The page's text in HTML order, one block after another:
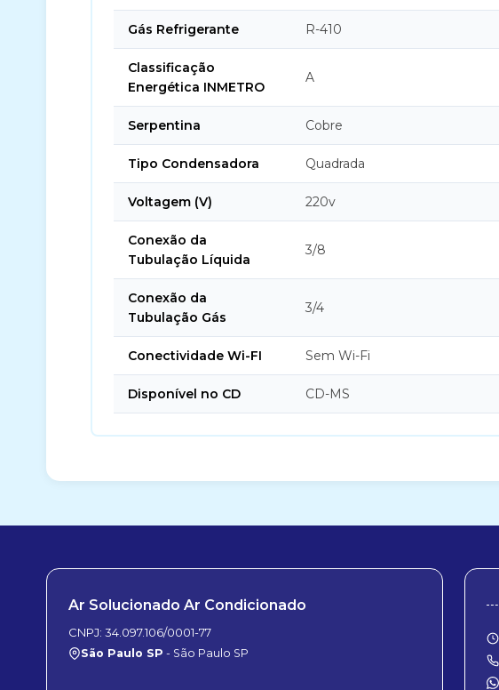
Gás Refrigerante R-410
Classificação
Energética INMETRO
A
Serpentina Cobre
Tipo Condensadora Quadrada
Voltagem (V) 220v
Conexão da
Tubulação Líquida
3/8
Conexão da
Tubulação Gás
3/4
Conectividade Wi-FI Sem Wi-Fi
Disponível no CD CD-MS
Ar Solucionado Ar Condicionado
CNPJ: 34.097.106/0001-77
São Paulo SP - São Paulo SP